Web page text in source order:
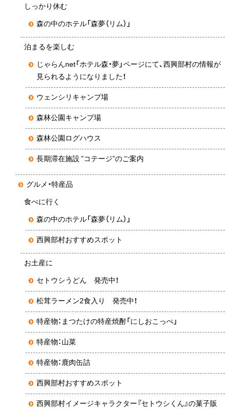
しっかり休む
森の中のホテル「森夢（リム）」
泊まるを楽しむ
じゃらんnet「ホテル森・夢」ページにて、西興部村の情報が
見られるようになりました！
ウェンシリキャンプ場
森林公園キャンプ場
森林公園ログハウス
長期滞在施設 ”コテージ”のご案内
グルメ・特産品
食べに行く
森の中のホテル「森夢（リム）」
西興部村おすすめスポット
お土産に
セトウシうどん 発売中！
松茸ラーメン2食入り 発売中！
特産物：まつたけの特産焼酎「にしおこっぺ」
特産物：山菜
特産物：鹿肉缶詰
西興部村おすすめスポット
西興部村イメージキャラクター『セトウシくん』の菓子販